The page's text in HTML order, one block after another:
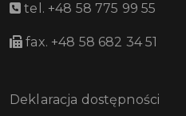
tel. +48 58 775 99 55
fax. +48 58 682 34 51
Deklaracja dostępności